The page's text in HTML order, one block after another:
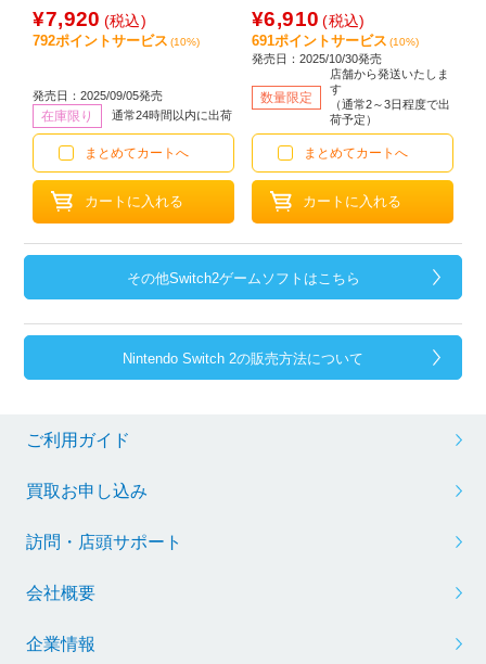
¥7,920 (税込)
792ポイントサービス (10%)
発売日：2025/09/05発売
在庫限り 通常24時間以内に出荷
まとめてカートへ
¥6,910 (税込)
691ポイントサービス (10%)
発売日：2025/10/30発売
数量限定
店舗から発送いたしま
す
（通常2～3日程度で出
荷予定）
まとめてカートへ
その他Switch2ゲームソフトはこちら
Nintendo Switch 2の販売方法について
ご利用ガイド
買取お申し込み
訪問・店頭サポート
会社概要
企業情報